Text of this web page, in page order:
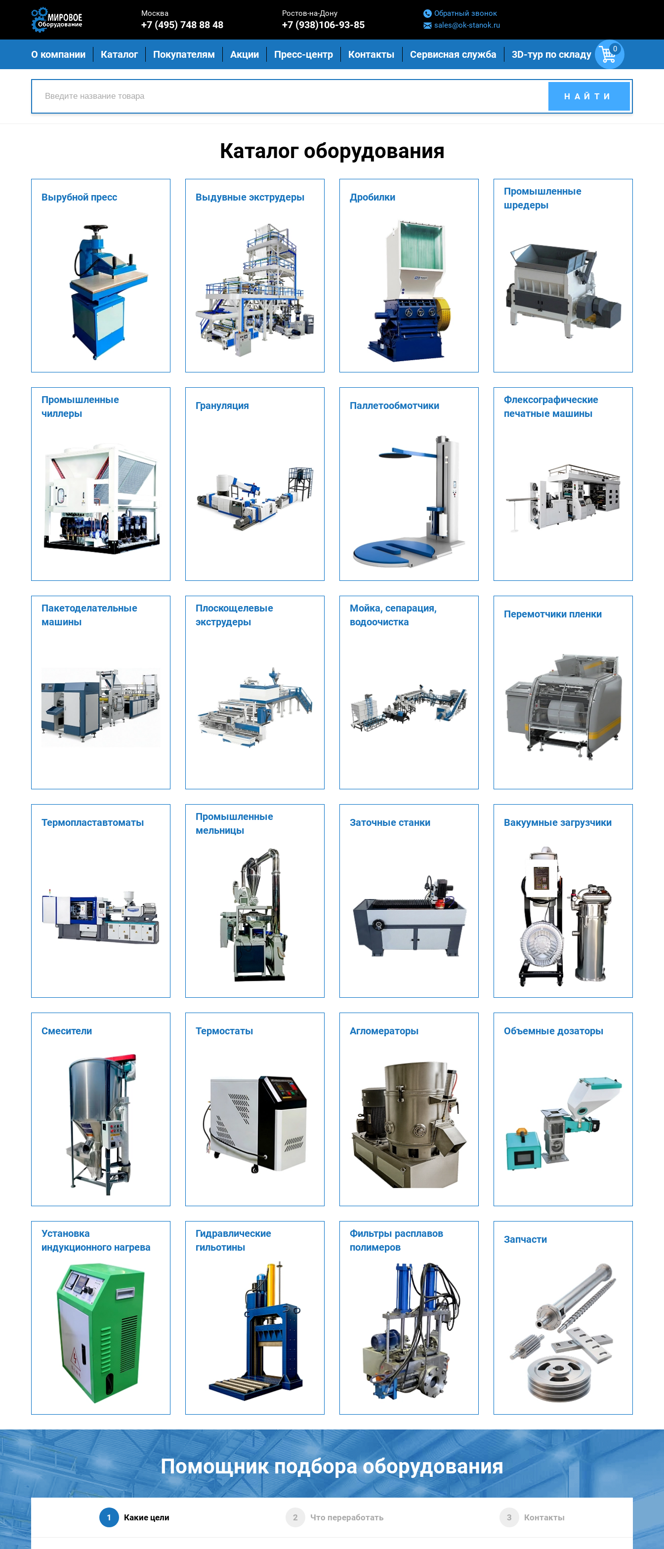
Москва
+7 (495) 748 88 48
Ростов-на-Дону
+7 (938)106-93-85
Обратный звонок
sales@ok-stanok.ru
О компании Каталог Покупателям Акции Пресс-центр Контакты Сервисная служба 3D-тур по складу 0
НАЙТИ
Каталог оборудования
Вырубной пресс Выдувные экструдеры Дробилки
Промышленные
шредеры
Промышленные
чиллеры
Грануляция Паллетообмотчики
Флексографические
печатные машины
Пакетоделательные
машины
Плоскощелевые
экструдеры
Мойка, сепарация,
водоочистка
Перемотчики пленки
Термопластавтоматы
Промышленные
мельницы
Заточные станки Вакуумные загрузчики
Смесители Термостаты Агломераторы Объемные дозаторы
Установка
индукционного нагрева
Гидравлические
гильотины
Фильтры расплавов
полимеров
Запчасти
Помощник подбора оборудования
Какие цели Что переработать Контакты